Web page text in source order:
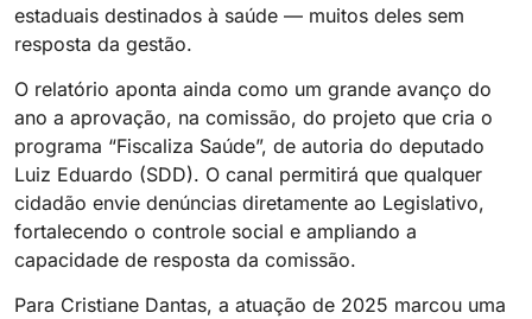
estaduais destinados à saúde — muitos deles sem
resposta da gestão.
O relatório aponta ainda como um grande avanço do
ano a aprovação, na comissão, do projeto que cria o
programa “Fiscaliza Saúde”, de autoria do deputado
Luiz Eduardo (SDD). O canal permitirá que qualquer
cidadão envie denúncias diretamente ao Legislativo,
fortalecendo o controle social e ampliando a
capacidade de resposta da comissão.
Para Cristiane Dantas, a atuação de 2025 marcou uma